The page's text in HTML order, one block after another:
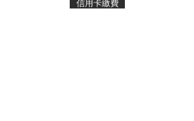
信用卡繳費